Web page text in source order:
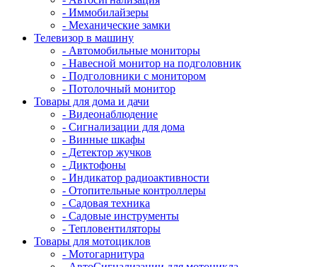
- Иммобилайзеры
- Механические замки
Телевизор в машину
- Автомобильные мониторы
- Навесной монитор на подголовник
- Подголовники с монитором
- Потолочный монитор
Товары для дома и дачи
- Видеонаблюдение
- Сигнализации для дома
- Винные шкафы
- Детектор жучков
- Диктофоны
- Индикатор радиоактивности
- Отопительные контроллеры
- Садовая техника
- Садовые инструменты
- Тепловентиляторы
Товары для мотоциклов
- Mотогарнитура